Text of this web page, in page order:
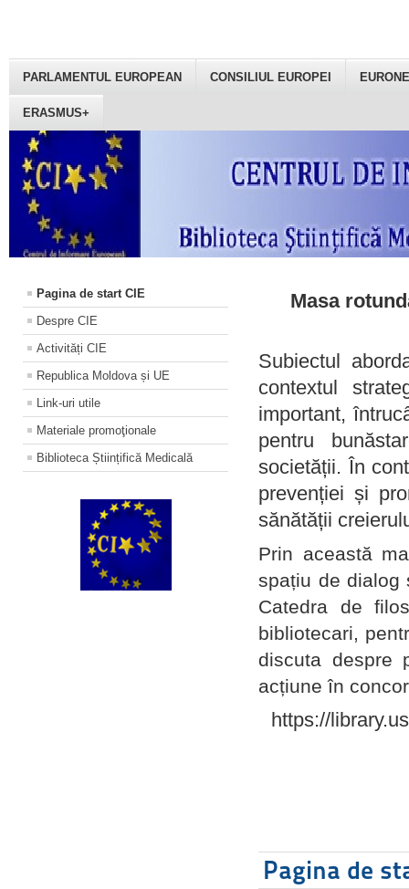
PARLAMENTUL EUROPEAN CONSILIUL EUROPEI
ERASMUS+
Pagina de start CIE
Despre CIE
Activități CIE
Republica Moldova și UE
Link-uri utile
Materiale promoţionale
Biblioteca Științifică Medicală
Masa
Subiectul
contextul
important,
pentru
societății. În
prevenției și
sănătății
Prin această
spațiu de dialog
Catedra de
bibliotecari,
discuta despre
acțiune în
https://
Pagina de